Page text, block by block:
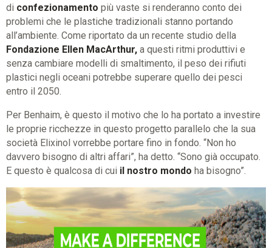
di confezionamento più vaste si renderanno conto dei
problemi che le plastiche tradizionali stanno portando
all’ambiente. Come riportato da un recente studio della
Fondazione Ellen MacArthur, a questi ritmi produttivi e
senza cambiare modelli di smaltimento, il peso dei rifiuti
plastici negli oceani potrebbe superare quello dei pesci
entro il 2050.
Per Benhaim, è questo il motivo che lo ha portato a investire
le proprie ricchezze in questo progetto parallelo che la sua
società Elixinol vorrebbe portare fino in fondo. “Non ho
davvero bisogno di altri affari”, ha detto. “Sono già occupato.
E questo è qualcosa di cui il nostro mondo ha bisogno”.